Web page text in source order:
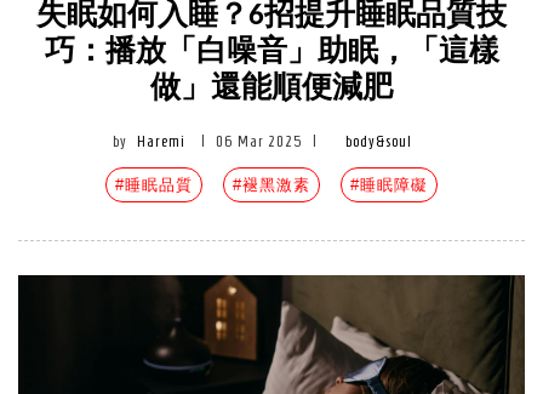
失眠如何入睡？6招提升睡眠品質技
巧：播放「白噪音」助眠，「這樣
做」還能順便減肥
by Haremi 06 Mar 2025 body&soul
#睡眠品質 #褪黑激素 #睡眠障礙